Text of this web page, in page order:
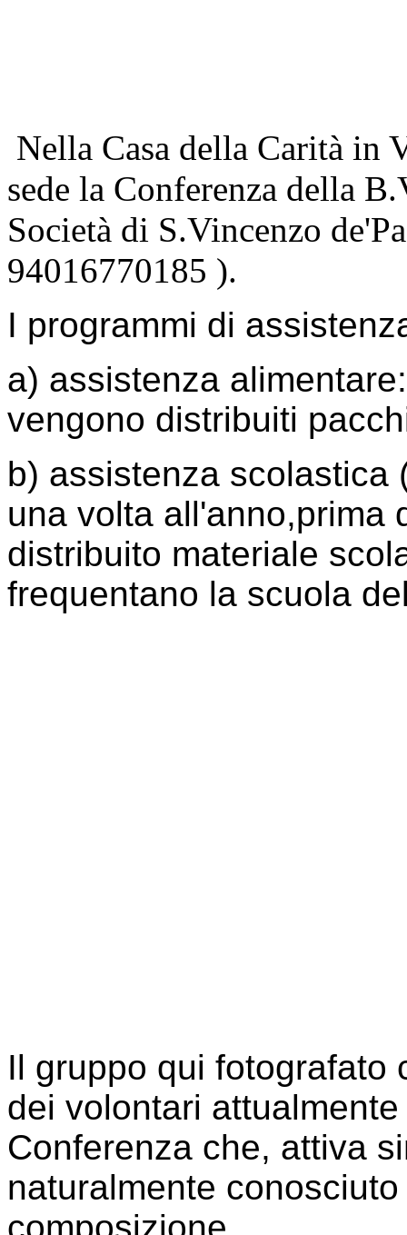
Nella Casa della Carità in
sede la Conferenza della
Società di S.Vincenzo
94016770185 ).
I programmi di
a) assistenza
vengono distribuiti
b) assistenza scolastica
una volta all'anno,prima
distribuito materiale
frequentano la scuola
Il gruppo qui fotografato
dei volontari
Conferenza che, attiva
naturalmente
composizione.